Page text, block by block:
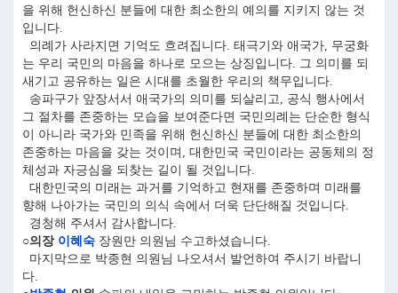
을 위해 헌신하신 분들에 대한 최소한의 예의를 지키지 않는 것
입니다.
의례가 사라지면 기억도 흐려집니다. 태극기와 애국가, 무궁화
는 우리 국민의 마음을 하나로 모으는 상징입니다. 그 의미를 되
새기고 공유하는 일은 시대를 초월한 우리의 책무입니다.
송파구가 앞장서서 애국가의 의미를 되살리고, 공식 행사에서
그 절차를 존중하는 모습을 보여준다면 국민의례는 단순한 형식
이 아니라 국가와 민족을 위해 헌신하신 분들에 대한 최소한의
존중하는 마음을 갖는 것이며, 대한민국 국민이라는 공동체의 정
체성과 자긍심을 되찾는 길이 될 것입니다.
대한민국의 미래는 과거를 기억하고 현재를 존중하며 미래를
향해 나아가는 국민의 의식 속에서 더욱 단단해질 것입니다.
경청해 주셔서 감사합니다.
○의장 이혜숙 장원만 의원님 수고하셨습니다.
마지막으로 박종현 의원님 나오셔서 발언하여 주시기 바랍니
다.